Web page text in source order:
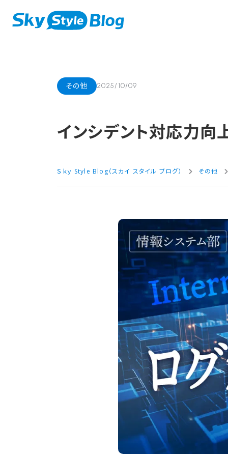
その他 2025/10/09
インシデント対応力
Ｓｋｙ Style Blog（スカイ スタイル ブログ） その他